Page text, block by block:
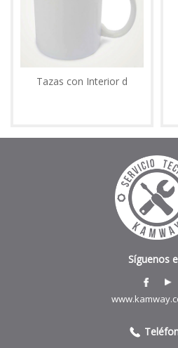
Tazas con Interior d
Síguenos